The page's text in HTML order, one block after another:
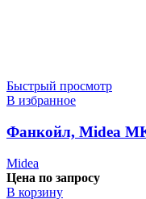
Быстрый просмотр
В избранное
Фанкойл, Midea
Midea
Цена по запросу
В корзину